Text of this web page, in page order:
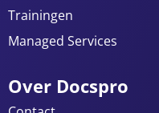
Trainingen
Managed Services
Over Docspro